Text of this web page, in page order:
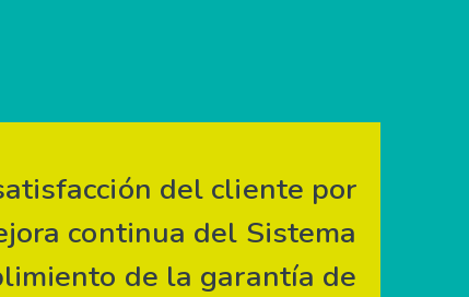
del cliente por
continua del Sistema
de la garantía de